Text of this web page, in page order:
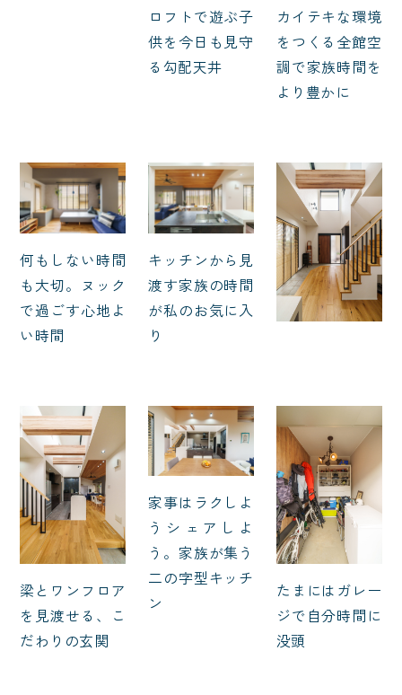
ロフトで遊ぶ子
供を今日も見守
る勾配天井
カイテキな環境
をつくる全館空
調で家族時間を
より豊かに
何もしない時間
も大切。ヌック
で過ごす心地よ
い時間
キッチンから見
渡す家族の時間
が私のお気に入
り
梁とワンフロア
を見渡せる、こ
だわりの玄関
家事はラクしよ
うシェアしよ
う。家族が集う
二の字型キッチ
ン
たまにはガレー
ジで自分時間に
没頭